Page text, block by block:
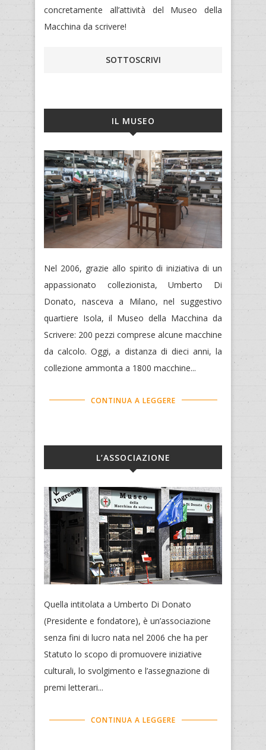
concretamente all’attività del Museo della
Macchina da scrivere!
SOTTOSCRIVI
IL MUSEO
Nel 2006, grazie allo spirito di iniziativa di un
appassionato collezionista, Umberto Di
Donato, nasceva a Milano, nel suggestivo
quartiere Isola, il Museo della Macchina da
Scrivere: 200 pezzi comprese alcune macchine
da calcolo. Oggi, a distanza di dieci anni, la
collezione ammonta a 1800 macchine...
CONTINUA A LEGGERE
L’ASSOCIAZIONE
Quella intitolata a Umberto Di Donato
(Presidente e fondatore), è un’associazione
senza fini di lucro nata nel 2006 che ha per
Statuto lo scopo di promuovere iniziative
culturali, lo svolgimento e l’assegnazione di
premi letterari...
CONTINUA A LEGGERE